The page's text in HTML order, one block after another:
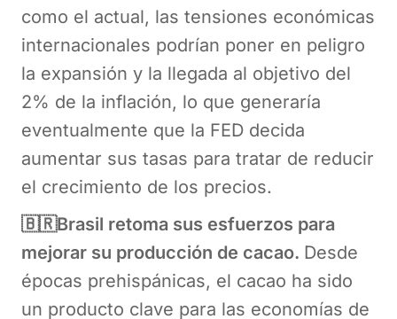
como el actual, las tensiones económicas
internacionales podrían poner en peligro
la expansión y la llegada al objetivo del
2% de la inflación, lo que generaría
eventualmente que la FED decida
aumentar sus tasas para tratar de reducir
el crecimiento de los precios.
🇧🇷Brasil retoma sus esfuerzos para
mejorar su producción de cacao. Desde
épocas prehispánicas, el cacao ha sido
un producto clave para las economías de